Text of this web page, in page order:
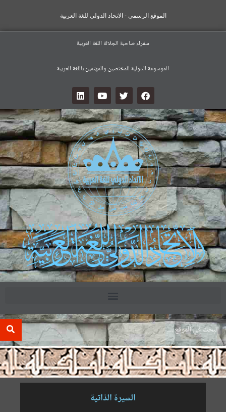
الموقع الرسمي - الاتحاد الدولي للغة العربية
سفراء صاحبة الجلالة اللغة العربية
الموسوعة الدولية للمختصين والمهتمين باللغة العربية
.
السيرة الذاتية